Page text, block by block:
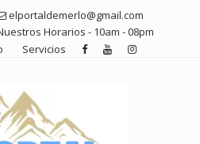
elportaldemerlo@gmail.com
Horarios - 10am - 08pm
Servicios